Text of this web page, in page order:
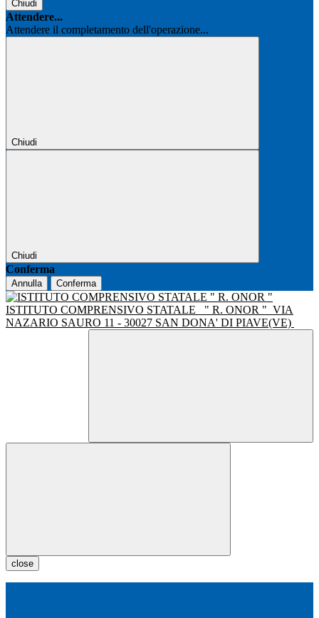
Chiudi
Attendere...
Attendere il completamento dell'operazione...
Chiudi
Chiudi
Conferma
Annulla Conferma
ISTITUTO COMPRENSIVO STATALE " R. ONOR " VIA
NAZARIO SAURO 11 - 30027 SAN DONA' DI PIAVE(VE)
close